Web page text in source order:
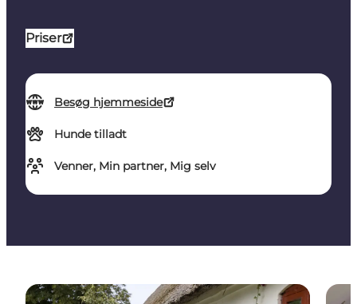
Priser
Besøg hjemmeside
Hunde tilladt
Venner, Min partner, Mig selv